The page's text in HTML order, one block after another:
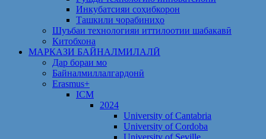
Инкубатсияи соҳибкорон
Ташкили чорабиниҳо
Шуъбаи технологияи иттилоотии шабакавӣ
Китобхона
МАРКАЗИ БАЙНАЛМИЛАЛӢ
Дар бораи мо
Байналмиллалгардонӣ
Erasmus+
ICM
2024
University of Cantabria
University of Cordoba
University of Seville